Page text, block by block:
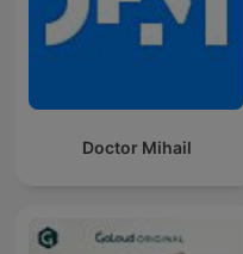
Doctor Mihail